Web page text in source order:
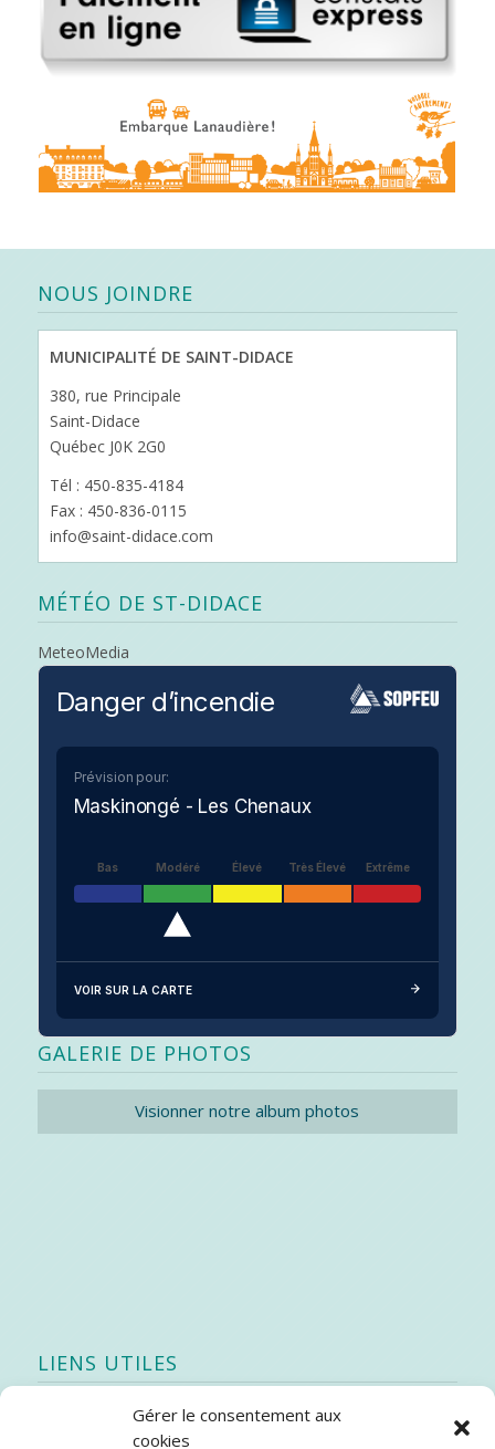
Gérer le consentement aux
cookies
NOUS JOINDRE
MUNICIPALITÉ DE SAINT-DIDACE
380, rue Principale
Saint-Didace
Québec J0K 2G0
Tél : 450-835-4184
Fax : 450-836-0115
info@saint-didace.com
MÉTÉO DE ST-DIDACE
MeteoMedia
Danger d’incendie
Prévision pour:
Maskinongé - Les Chenaux
Bas Modéré Élevé Très Élevé Extrême
VOIR SUR LA CARTE
GALERIE DE PHOTOS
Visionner notre album photos
LIENS UTILES
Quoi de neuf